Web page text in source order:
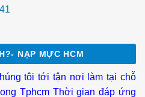
NẠP MỰC HCM
tôi tới tận nơi làm tại chỗ
Tphcm Thời gian đáp ứng